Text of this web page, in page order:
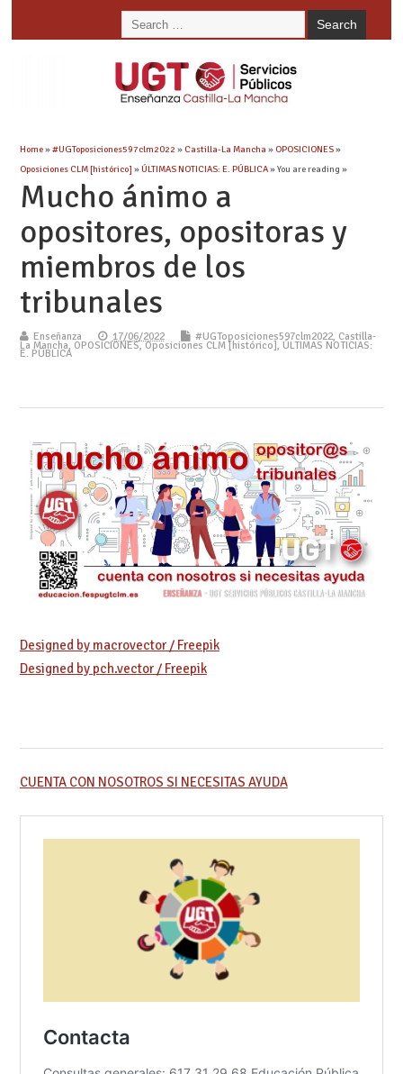
Home»#UGToposiciones597clm2022 » Castilla-La Mancha » OPOSICIONES»
Oposiciones CLM [histórico] »ÚLTIMAS NOTICIAS: E. PÚBLICA» You are reading »
Mucho ánimo a
opositores, opositoras y
miembros de los
tribunales
Enseñanza 17/06/2022 #UGToposiciones597clm2022, Castilla-
La Mancha, OPOSICIONES,Oposiciones CLM [histórico], ÚLTIMAS NOTICIAS:
E. PÚBLICA
Designed by macrovector / Freepik
Designed by pch.vector / Freepik
CUENTA CON NOSOTROS SI NECESITAS AYUDA